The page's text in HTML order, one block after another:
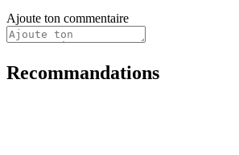
Ajoute ton commentaire
Recommandations